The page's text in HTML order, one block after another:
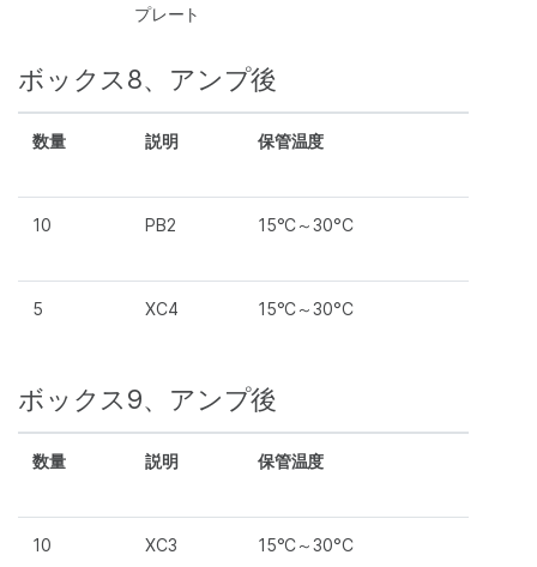
プレート
ボックス8、アンプ後
数量 説明 保管温度
10 PB2 15°C～30°C
5 XC4 15°C～30°C
ボックス9、アンプ後
数量 説明 保管温度
10 XC3 15°C～30°C